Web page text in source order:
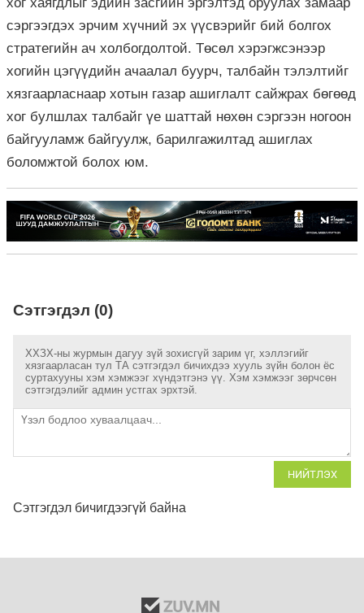
сэргээгдэх эрчим хүчний эх үүсвэрийг бий болгох
стратегийн ач холбогдолтой. Төсөл хэрэгжсэнээр
хогийн цэгүүдийн ачаалал буурч, талбайн тэлэлтийг
хязгаарласнаар хотын газар ашиглалт сайжрах бөгөөд
хог булшлах талбайг үе шаттай нөхөн сэргээн ногоон
байгууламж байгуулж, барилгажилтад ашиглах
боломжтой болох юм.
Сэтгэгдэл (0)
ХХЗХ-ны журмын дагуу зүй зохисгүй зарим үг, хэллэгийг
хязгаарласан тул ТА сэтгэгдэл бичихдээ хууль зүйн болон ёс
суртахууны хэм хэмжээг хүндэтгэнэ үү. Хэм хэмжээг зөрчсөн
сэтгэгдэлийг админ устгах эрхтэй.
НИЙТЛЭХ
Сэтгэгдэл бичигдээгүй байна